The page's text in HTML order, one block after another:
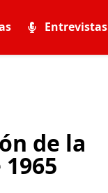
Entrevistas
de la